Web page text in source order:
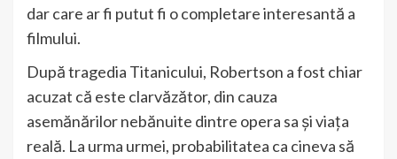
dar care ar fi putut fi o completare interesantă a
filmului.
După tragedia Titanicului, Robertson a fost chiar
acuzat că este clarvăzător, din cauza
asemănărilor nebănuite dintre opera sa și viața
reală. La urma urmei, probabilitatea ca cineva să